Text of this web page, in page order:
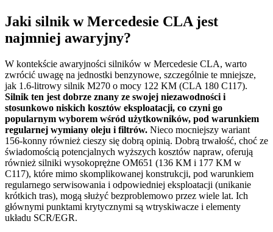
Jaki silnik w Mercedesie CLA jest
najmniej awaryjny?
W kontekście awaryjności silników w Mercedesie CLA, warto
zwrócić uwagę na jednostki benzynowe, szczególnie te mniejsze,
jak 1.6-litrowy silnik M270 o mocy 122 KM (CLA 180 C117).
Silnik ten jest dobrze znany ze swojej niezawodności i
stosunkowo niskich kosztów eksploatacji, co czyni go
popularnym wyborem wśród użytkowników, pod warunkiem
regularnej wymiany oleju i filtrów. Nieco mocniejszy wariant
156-konny również cieszy się dobrą opinią. Dobrą trwałość, choć ze
świadomością potencjalnych wyższych kosztów napraw, oferują
również silniki wysokoprężne OM651 (136 KM i 177 KM w
C117), które mimo skomplikowanej konstrukcji, pod warunkiem
regularnego serwisowania i odpowiedniej eksploatacji (unikanie
krótkich tras), mogą służyć bezproblemowo przez wiele lat. Ich
głównymi punktami krytycznymi są wtryskiwacze i elementy
układu SCR/EGR.